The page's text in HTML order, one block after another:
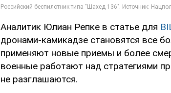
Аналитик Юлиан Репке в статье для
дронами-камикадзе становятся все
применяют новые приемы и более
военные работают над стратегиями
не разглашаются.